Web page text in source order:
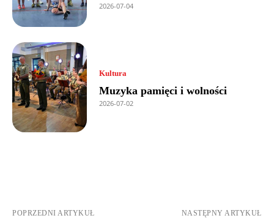
2026-07-04
Kultura
Muzyka pamięci i wolności
2026-07-02
POPRZEDNI ARTYKUŁ NASTĘPNY ARTYKUŁ